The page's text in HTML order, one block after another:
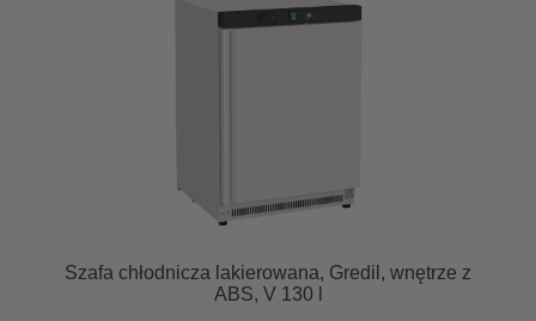
Szafa chłodnicza lakierowana, Gredil, wnętrze z
ABS, V 130 l